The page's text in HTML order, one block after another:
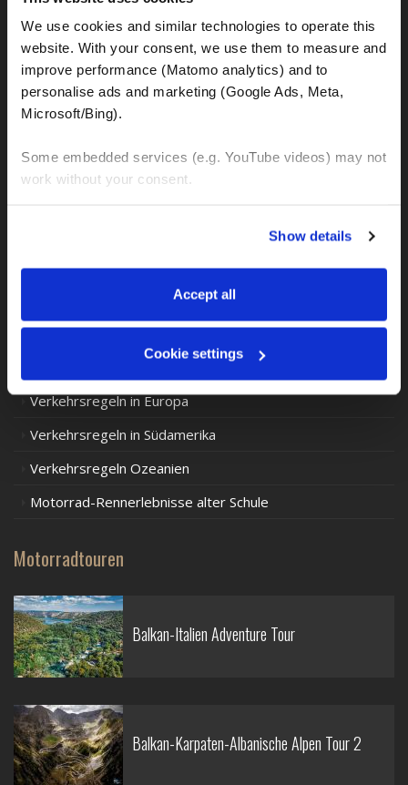
We use cookies and similar technologies to operate this
website. With your consent, we use them to measure and
improve performance (Matomo analytics) and to
personalise ads and marketing (Google Ads, Meta,
Microsoft/Bing).
Some embedded services (e.g. YouTube videos) may not
work without your consent.
manage your preferences. You can change your choice
at any time via “Cookie settings” in the footer. For more
Privacy & Cookie Policy
Show details
Accept all
Cookie settings
FINDE MEHR HERAUS!
Motorrad Vermietung
Vorsichtsmaßnahmen
Verkehrsregeln in Europa
Verkehrsregeln in Südamerika
Verkehrsregeln Ozeanien
Motorrad-Rennerlebnisse alter Schule
Motorradtouren
Balkan-Italien Adventure Tour
Balkan-Karpaten-Albanische Alpen Tour 2